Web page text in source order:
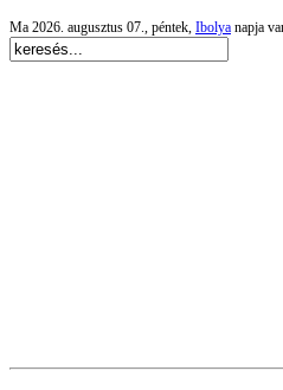
Ma 2026. augusztus 07., péntek, Ibolya napja